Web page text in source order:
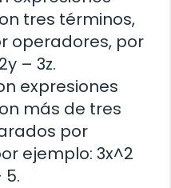
tres términos,
operadores, por
– 3z.
expresiones
más de tres
por
ejemplo: 3x^2
5.